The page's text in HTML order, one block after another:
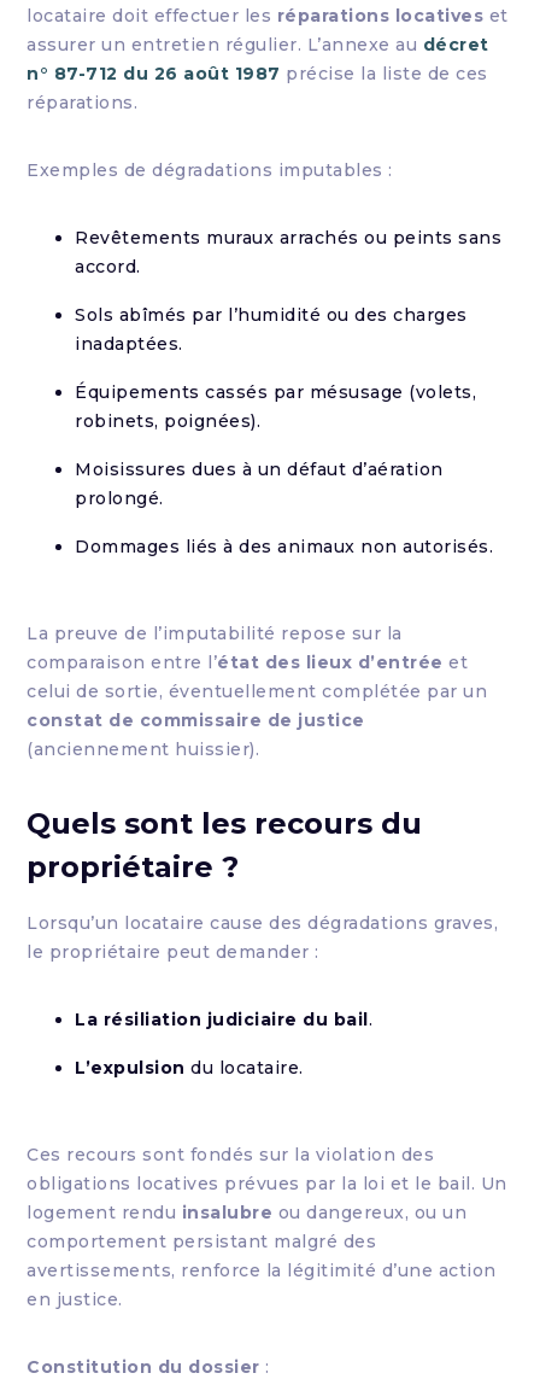
locataire doit effectuer les réparations locatives et
assurer un entretien régulier. L’annexe au décret
n° 87-712 du 26 août 1987 précise la liste de ces
réparations.
Exemples de dégradations imputables :
Revêtements muraux arrachés ou peints sans
accord.
Sols abîmés par l’humidité ou des charges
inadaptées.
Équipements cassés par mésusage (volets,
robinets, poignées).
Moisissures dues à un défaut d’aération
prolongé.
Dommages liés à des animaux non autorisés.
La preuve de l’imputabilité repose sur la
comparaison entre l’état des lieux d’entrée et
celui de sortie, éventuellement complétée par un
constat de commissaire de justice
(anciennement huissier).
Quels sont les recours du
propriétaire ?
Lorsqu’un locataire cause des dégradations graves,
le propriétaire peut demander :
La résiliation judiciaire du bail.
L’expulsion du locataire.
Ces recours sont fondés sur la violation des
obligations locatives prévues par la loi et le bail. Un
logement rendu insalubre ou dangereux, ou un
comportement persistant malgré des
avertissements, renforce la légitimité d’une action
en justice.
Constitution du dossier :